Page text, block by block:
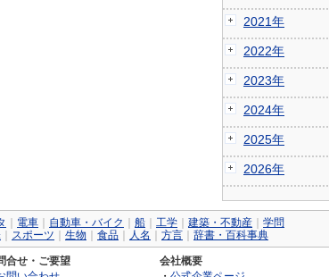
2021年
2022年
2023年
2024年
2025年
2026年
電車 自動車・バイク 船 工学 建築・不動産
学問
スポーツ 生物 食品 人名 方言 辞書・百科事典
合せ・ご要望
会社概要